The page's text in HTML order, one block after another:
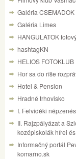
Galéria CSEMADOK
Galéria Limes
HANGULATOK
hashtagKN
HELIOS FOTOKLUB
Hor sa do ríše
Hotel & Pension
Hradné trhovisko
I. Felvidéki
II. Rajzpályázat a
kozépiskolák hírei
Informačný portál
komarno.sk